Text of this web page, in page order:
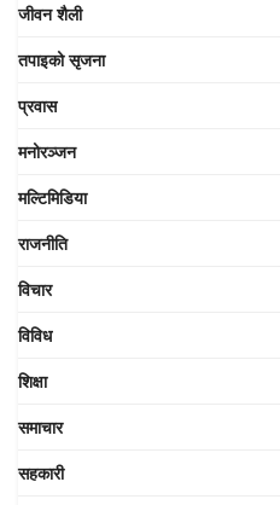
जीवन शैली
तपाइको सृजना
प्रवास
मनोरञ्जन
मल्टिमिडिया
राजनीति
विचार
विविध
शिक्षा
समाचार
सहकारी